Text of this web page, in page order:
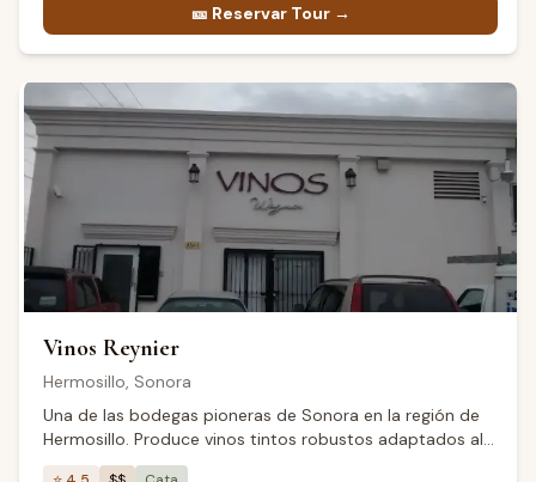
🎫 Reservar Tour →
Vinos Reynier
Hermosillo, Sonora
Una de las bodegas pioneras de Sonora en la región de
Hermosillo. Produce vinos tintos robustos adaptados al
clima extremo del desierto sonorense con días muy